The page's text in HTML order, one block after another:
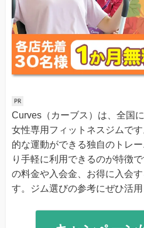
Curves（カーブス）は、全国
女性専用フィットネスジムで
的な運動ができる独自のトレ
り手軽に利用できるのが特徴
の料金や入会金、お得に入会
す。ジム選びの参考にぜひ活用